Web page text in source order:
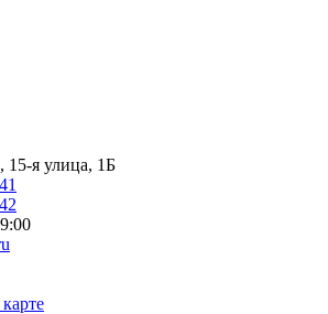
15-я улица, 1Б